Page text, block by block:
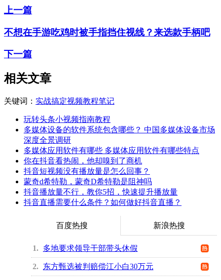
上一篇
不想在手游吃鸡时被手指挡住视线？来选款手柄吧
下一篇
相关文章
关键词： 实战搞定视频教程笔记
玩转头条小视频指南教程
多媒体设备的软件系统包含哪些？ 中国多媒体设备市场
深度全景调研
多媒体应用软件有哪些 多媒体应用软件有哪些特点
你在抖音看热闹，他却嗅到了商机
抖音短视频没有播放量是怎么回事？
蒙奇d希特勒，蒙奇D希特勒是阻神吗
抖音播放量不行，教你5招，快速提升播放量
抖音直播需要什么条件？如何做好抖音直播？
百度热搜 新浪热搜
1 多地要求领导干部带头休假
2 东方甄选被判赔偿江小白30万元